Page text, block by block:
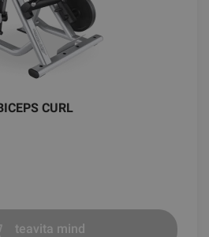
CURL
teavita mind